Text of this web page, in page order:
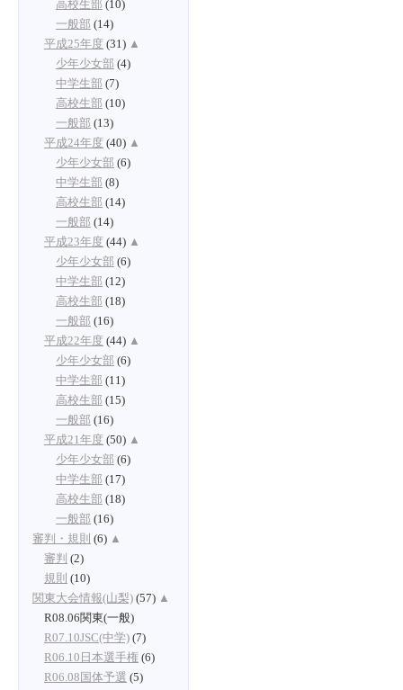
高校生部 (10)
一般部 (14)
平成25年度 (31) ▲
少年少女部 (4)
中学生部 (7)
高校生部 (10)
一般部 (13)
平成24年度 (40) ▲
少年少女部 (6)
中学生部 (8)
高校生部 (14)
一般部 (14)
平成23年度 (44) ▲
少年少女部 (6)
中学生部 (12)
高校生部 (18)
一般部 (16)
平成22年度 (44) ▲
少年少女部 (6)
中学生部 (11)
高校生部 (15)
一般部 (16)
平成21年度 (50) ▲
少年少女部 (6)
中学生部 (17)
高校生部 (18)
一般部 (16)
審判・規則 (6) ▲
審判 (2)
規則 (10)
関東大会情報(山梨) (57) ▲
R08.06関東(一般)
R07.10JSC(中学) (7)
R06.10日本選手権 (6)
R06.08国体予選 (5)